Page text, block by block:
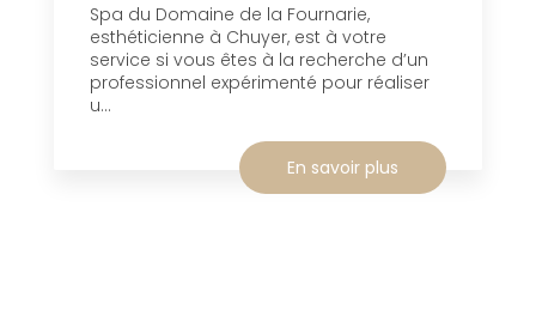
Spa du Domaine de la Fournarie,
esthéticienne à Chuyer, est à votre
service si vous êtes à la recherche d’un
professionnel expérimenté pour réaliser
u...
En savoir plus